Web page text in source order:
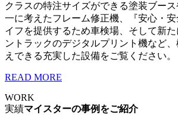
クラスの特注サイズができる塗装ブー
一に考えたフレーム修正機、『安心・
イフを提供するため車検場、そして新
ントラックのデジタルプリント機など
えできる充実した設備をご覧ください。
READ MORE
WORK
実績マイスターの事例をご紹介